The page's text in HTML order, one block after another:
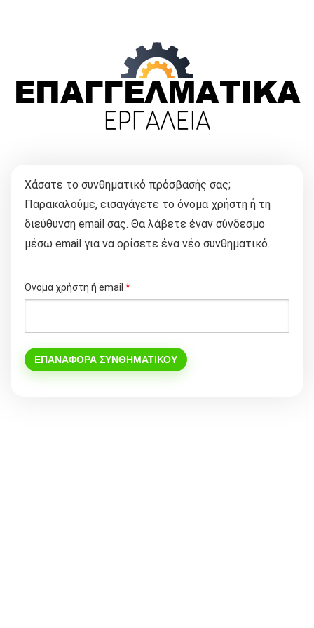
Χάσατε το συνθηματικό πρόσβασής σας;
Παρακαλούμε, εισαγάγετε το όνομα χρήστη ή τη
διεύθυνση email σας. Θα λάβετε έναν σύνδεσμο
μέσω email για να ορίσετε ένα νέο συνθηματικό.
Όνομα χρήστη ή email *Απαιτείται
ΕΠΑΝΑΦΟΡΆ ΣΥΝΘΗΜΑΤΙΚΟΎ